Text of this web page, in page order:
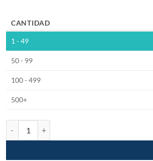
CANTIDAD
1 - 49
50 - 99
100 - 499
500+